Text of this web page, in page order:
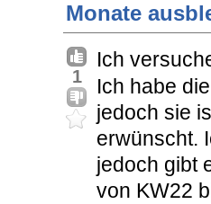
Monate
1
Ich
Ich habe
jedoch sie
erwünscht.
jedoch gibt
von KW22